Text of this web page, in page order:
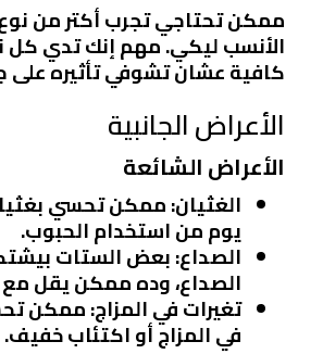
ممكن تحتاجي تجرب أكتر من
الأنسب ليكي. مهم إنك تدي كل
كافية عشان تشوفي تأثيره
الأعراض الجانبية
الأعراض الشائعة
الغثيان: ممكن تحسي
يوم من استخدام الحبوب.
الصداع: بعض الستات
الصداع، وده ممكن يقل
تغيرات في المزاج: ممكن
في المزاج أو اكتئاب خفيف.